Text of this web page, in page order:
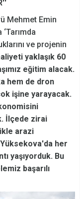
Mehmet Emin
ve projenin
yaklaşık 60
eğitim alacak.
hem de dron
işine yarayacak.
İlçede zirai
arazi
her
yaşıyorduk. Bu
başarılı